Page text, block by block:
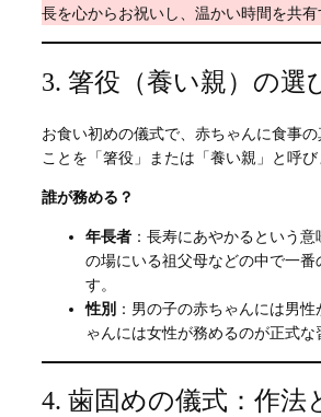
長を心からお祝いし、温かい時間を共有
3. 箸役（養い親）の選
お食い初めの儀式で、赤ちゃんに食事
ことを「箸役」または「養い親」と呼び
誰が務める？
年長者 ：長寿にあやかるという
の場にいる祖父母などの中で一番
す。
性別 ：男の子の赤ちゃんには男
ゃんには女性が務めるのが正式な
4. 歯固めの儀式：作法